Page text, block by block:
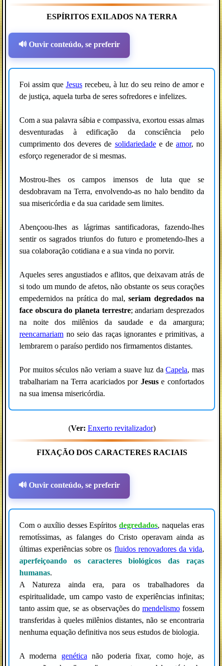
ESPÍRITOS EXILADOS NA TERRA
🔊 Ouvir conteúdo, se preferir
Foi assim que Jesusrecebeu, à luz do seu reino de amor e
de justiça, aquela turba de seres sofredores e infelizes.
Com a sua palavra sábia e compassiva, exortou essas almas
desventuradas à edificação da consciência pelo
cumprimento dos deveres de solidariedadee de amor, no
esforço regenerador de si mesmas.
Mostrou-lhes os campos imensos de luta que se
desdobravam na Terra, envolvendo-as no halo bendito da
sua misericórdia e da sua caridade sem limites.
Abençoou-lhes as lágrimas santificadoras, fazendo-lhes
sentir os sagrados triunfos do futuro e prometendo-lhes a
sua colaboração cotidiana e a sua vinda no porvir.
Aqueles seres angustiados e aflitos, que deixavam atrás de
si todo um mundo de afetos, não obstante os seus corações
empedernidos na prática do mal,seriam degredados na
face obscura do planeta terrestre; andariam desprezados
na noite dos milênios da saudade e da amargura;
reencarnariam no seio das raças ignorantes e primitivas, a
lembrarem o paraíso perdido nos firmamentos distantes.
Por muitos séculos não veriam a suave luz daCapela, mas
trabalhariam na Terra acariciados por Jesuse confortados
na sua imensa misericórdia.
(Ver: Enxerto revitalizador)
FIXAÇÃO DOS CARACTERES RACIAIS
🔊 Ouvir conteúdo, se preferir
Com o auxílio desses Espíritosdegredados, naquelas eras
remotíssimas, as falanges do Cristo operavam ainda as
últimas experiências sobre os fluidos renovadores da vida,
aperfeiçoando os
caracteres biológicos das raças
humanas.
A Natureza ainda era, para os trabalhadores da
espiritualidade, um campo vasto de experiências infinitas;
tanto assim que, se as observações do mendelismofossem
transferidas à queles milênios distantes, não se encontraria
nenhuma equação definitiva nos seus estudos de biologia.
A moderna genética não poderia fixar, como hoje, as